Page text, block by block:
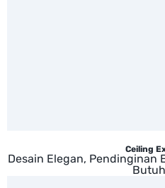
Ceiling
Desain Elegan, Pendinginan